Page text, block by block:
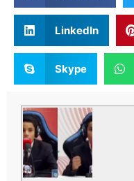
LinkedIn
Skype